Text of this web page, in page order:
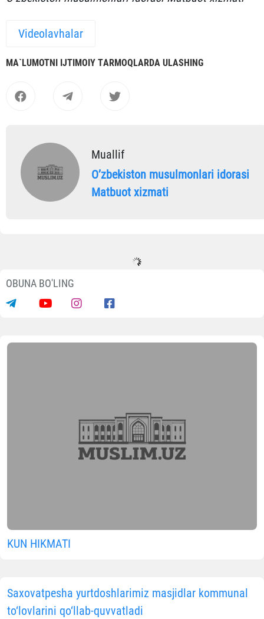
Videolavhalar
MА`LUMOTNI IJTIMOIY TАRMOQLАRDА ULАSHING
Muallif
Oʼzbekiston musulmonlari idorasi
Matbuot xizmati
OBUNA BO'LING
KUN HIKMATI
Saxovatpesha yurtdoshlarimiz masjidlar kommunal
to‘lovlarini qo‘llab-quvvatladi